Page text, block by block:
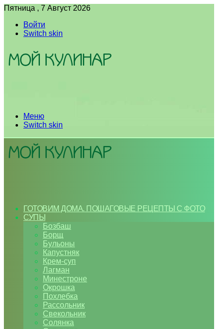
Пятница , 7 Август 2026
Войти
Switch skin
Меню
Switch skin
ГОТОВИМ ДОМА. ПОШАГОВЫЕ РЕЦЕПТЫ С ФОТО
СУПЫ
Бозбаш
Борщ
Бульоны
Капустняк
Крем-суп
Лагман
Минестроне
Окрошка
Похлебка
Рассольник
Свекольник
Солянка